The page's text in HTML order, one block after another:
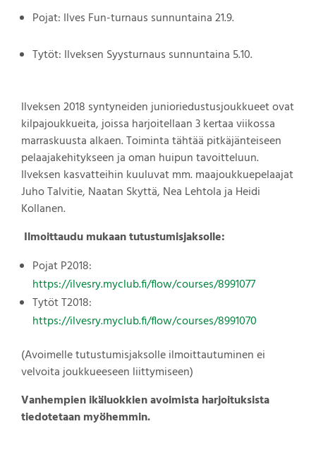
Pojat: Ilves Fun-turnaus sunnuntaina 21.9.
Tytöt: Ilveksen Syysturnaus sunnuntaina 5.10.
Ilveksen 2018 syntyneiden junioriedustusjoukkueet ovat
kilpajoukkueita, joissa harjoitellaan 3 kertaa viikossa
marraskuusta alkaen. Toiminta tähtää pitkäjänteiseen
pelaajakehitykseen ja oman huipun tavoitteluun.
Ilveksen kasvatteihin kuuluvat mm. maajoukkuepelaajat
Juho Talvitie, Naatan Skyttä, Nea Lehtola ja Heidi
Kollanen.
Ilmoittaudu mukaan tutustumisjaksolle:
Pojat P2018:
https://ilvesry.myclub.fi/flow/courses/8991077
Tytöt T2018:
https://ilvesry.myclub.fi/flow/courses/8991070
(Avoimelle tutustumisjaksolle ilmoittautuminen ei
velvoita joukkueeseen liittymiseen)
Vanhempien ikäluokkien avoimista harjoituksista
tiedotetaan myöhemmin.